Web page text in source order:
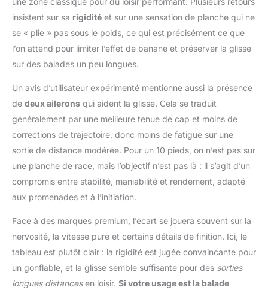
insistent sur sa rigidité et sur une sensation de planche qui ne
se « plie » pas sous le poids, ce qui est précisément ce que
l’on attend pour limiter l’effet de banane et préserver la glisse
sur des balades un peu longues.
Un avis d’utilisateur expérimenté mentionne aussi la présence
de deux ailerons qui aident la glisse. Cela se traduit
généralement par une meilleure tenue de cap et moins de
corrections de trajectoire, donc moins de fatigue sur une
sortie de distance modérée. Pour un 10 pieds, on n’est pas sur
une planche de race, mais l’objectif n’est pas là : il s’agit d’un
compromis entre stabilité, maniabilité et rendement, adapté
aux promenades et à l’initiation.
Face à des marques premium, l’écart se jouera souvent sur la
nervosité, la vitesse pure et certains détails de finition. Ici, le
tableau est plutôt clair : la rigidité est jugée convaincante pour
un gonflable, et la glisse semble suffisante pour des sorties
longues distancesen loisir. Si votre usage est la balade